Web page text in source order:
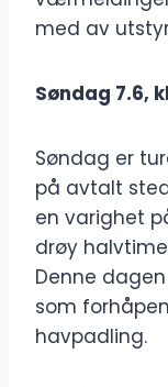
med av
Søndag 7.6,
Søndag er
på avtalt
en varighet
drøy
Denne
som
havpadling.